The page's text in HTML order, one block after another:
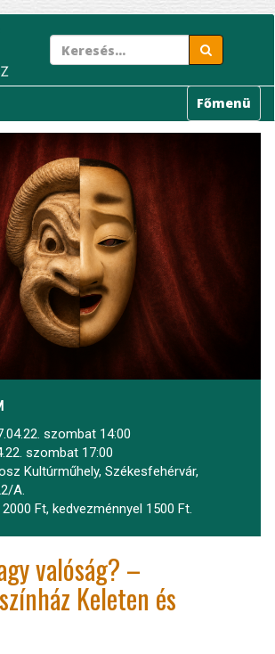
Főmenü
szombat 14:00
szombat 17:00
Kultúrműhely, Székesfehérvár,
A.
2000 Ft, kedvezménnyel 1500 Ft.
valóság? –
Keleten és